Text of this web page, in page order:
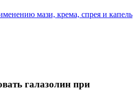
мази, крема, спрея и капель
галазолин при